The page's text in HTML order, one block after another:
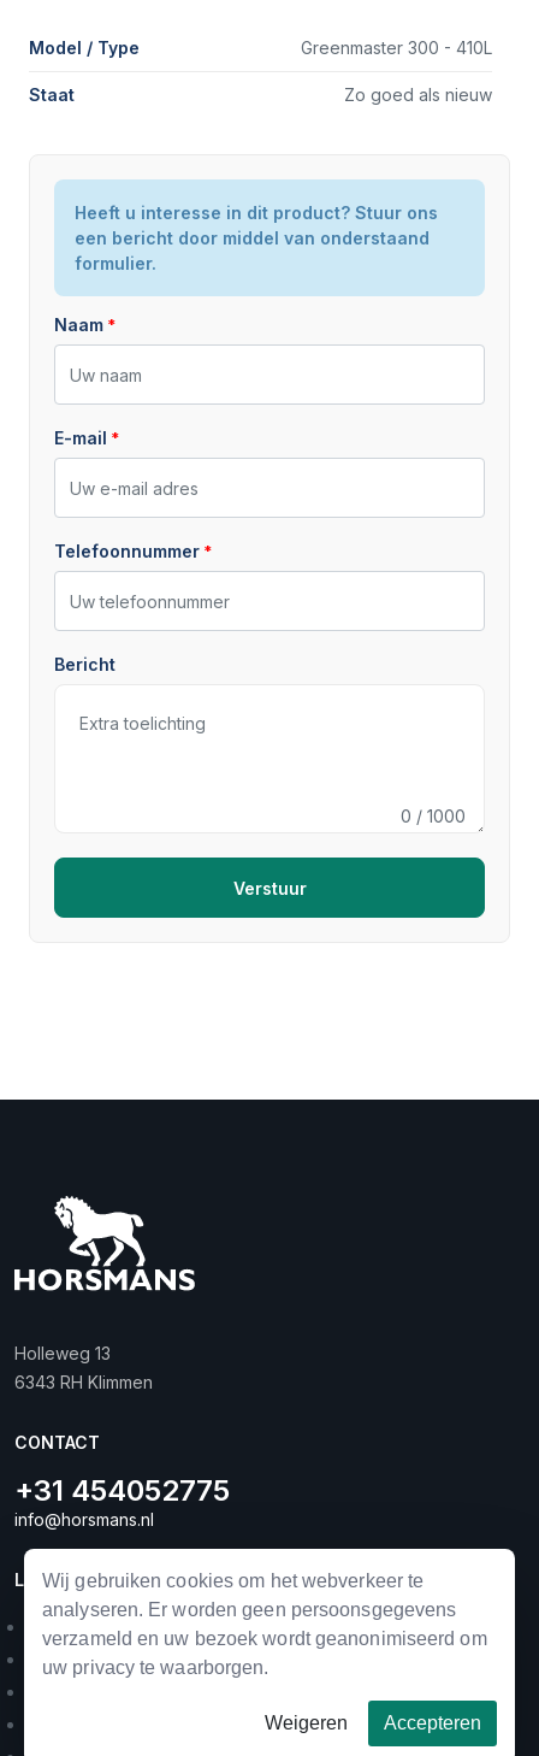
Wij gebruiken cookies om het webverkeer te
analyseren. Er worden geen persoonsgegevens
verzameld en uw bezoek wordt geanonimiseerd om
uw privacy te waarborgen.
Weigeren Accepteren
Model / Type Greenmaster 300 - 410L
Staat Zo goed als nieuw
Heeft u interesse in dit product? Stuur ons
een bericht door middel van onderstaand
formulier.
Naam
E-mail
Telefoonnummer
Bericht
0 / 1000
Verstuur
Holleweg 13
6343 RH Klimmen
CONTACT
+31 454052775
info@horsmans.nl
LINKS
Landbouwmechanisatie
Horse equipment